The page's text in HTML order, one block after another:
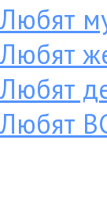
Любят
Любят
Любят
Любят